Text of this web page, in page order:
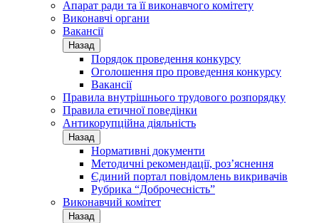
Апарат ради та її виконавчого комітету
Виконавчі органи
Вакансії
Назад
Порядок проведення конкурсу
Оголошення про проведення конкурсу
Вакансії
Правила внутрішнього трудового розпорядку
Правила етичної поведінки
Антикорупційна діяльність
Назад
Нормативні документи
Методичні рекомендації, роз’яснення
Єдиний портал повідомлень викривачів
Рубрика “Доброчесність”
Виконавчий комітет
Назад